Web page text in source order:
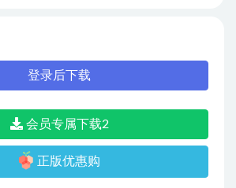
登录后下载
会员专属下载2
正版优惠购